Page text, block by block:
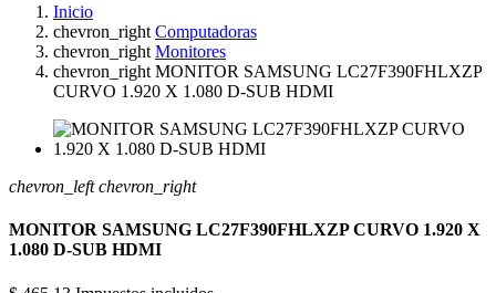
Inicio
chevron_right Computadoras
chevron_right Monitores
chevron_right MONITOR SAMSUNG LC27F390FHLXZP
CURVO 1.920 X 1.080 D-SUB HDMI
chevron_left chevron_right
MONITOR SAMSUNG LC27F390FHLXZP CURVO 1.920 X
1.080 D-SUB HDMI